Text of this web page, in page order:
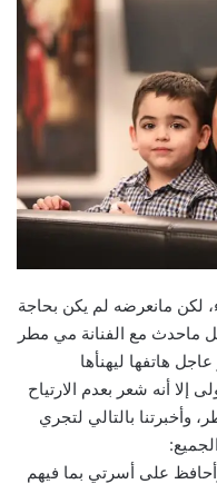
لكن مانعرضه لم يكن بحاجة
ماحدث مع الفنانة مي مطر
هاتفها ليهنأها
إلا أنه شعر بعدم الارتياح
وأخبرتنا بالتالي لتجري
على أسرتي بما فيهم